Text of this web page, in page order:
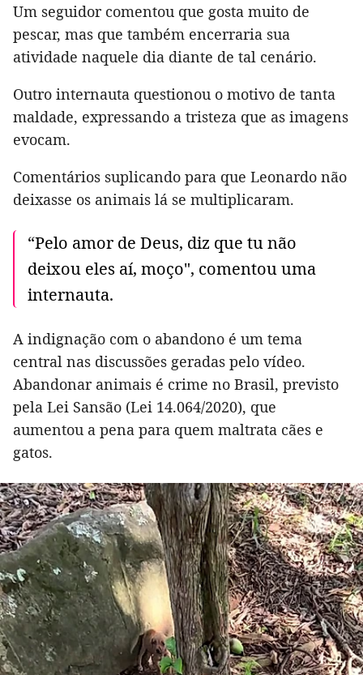
Um seguidor comentou que gosta muito de
pescar, mas que também encerraria sua
atividade naquele dia diante de tal cenário.
Outro internauta questionou o motivo de tanta
maldade, expressando a tristeza que as imagens
evocam.
Comentários suplicando para que Leonardo não
deixasse os animais lá se multiplicaram.
“Pelo amor de Deus, diz que tu não
deixou eles aí, moço", comentou uma
internauta.
A indignação com o abandono é um tema
central nas discussões geradas pelo vídeo.
Abandonar animais é crime no Brasil, previsto
pela Lei Sansão (Lei 14.064/2020), que
aumentou a pena para quem maltrata cães e
gatos.